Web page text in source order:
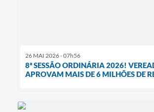
26 MAI 2026 - 07h56
8ª SESSÃO ORDINÁRIA 2026!
APROVAM MAIS DE 6 MILHÕES DE